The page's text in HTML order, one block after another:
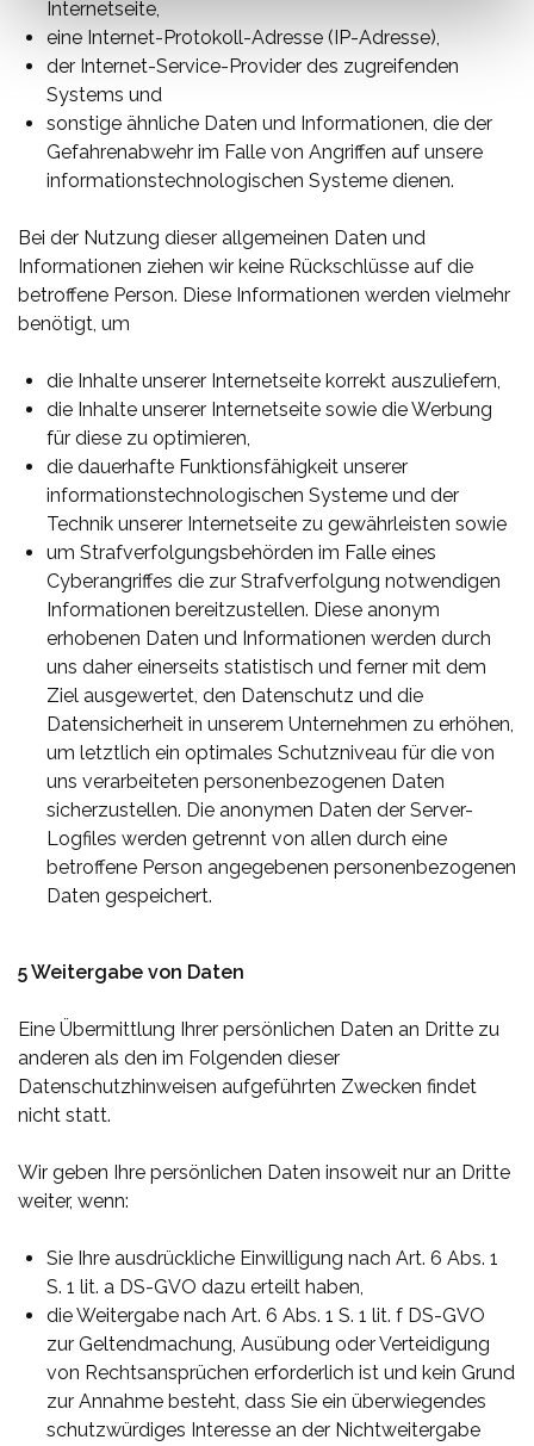
Internetseite,
eine Internet-Protokoll-Adresse (IP-Adresse),
der Internet-Service-Provider des zugreifenden
Systems und
sonstige ähnliche Daten und Informationen, die der
Gefahrenabwehr im Falle von Angriffen auf unsere
informationstechnologischen Systeme dienen.
Bei der Nutzung dieser allgemeinen Daten und
Informationen ziehen wir keine Rückschlüsse auf die
betroffene Person. Diese Informationen werden vielmehr
benötigt, um
die Inhalte unserer Internetseite korrekt auszuliefern,
die Inhalte unserer Internetseite sowie die Werbung
für diese zu optimieren,
die dauerhafte Funktionsfähigkeit unserer
informationstechnologischen Systeme und der
Technik unserer Internetseite zu gewährleisten sowie
um Strafverfolgungsbehörden im Falle eines
Cyberangriffes die zur Strafverfolgung notwendigen
Informationen bereitzustellen. Diese anonym
erhobenen Daten und Informationen werden durch
uns daher einerseits statistisch und ferner mit dem
Ziel ausgewertet, den Datenschutz und die
Datensicherheit in unserem Unternehmen zu erhöhen,
um letztlich ein optimales Schutzniveau für die von
uns verarbeiteten personenbezogenen Daten
sicherzustellen. Die anonymen Daten der Server-
Logfiles werden getrennt von allen durch eine
betroffene Person angegebenen personenbezogenen
Daten gespeichert.
5 Weitergabe von Daten
Eine Übermittlung Ihrer persönlichen Daten an Dritte zu
anderen als den im Folgenden dieser
Datenschutzhinweisen aufgeführten Zwecken findet
nicht statt.
Wir geben Ihre persönlichen Daten insoweit nur an Dritte
weiter, wenn:
Sie Ihre ausdrückliche Einwilligung nach Art. 6 Abs. 1
S. 1 lit. a DS-GVO dazu erteilt haben,
die Weitergabe nach Art. 6 Abs. 1 S. 1 lit. f DS-GVO
zur Geltendmachung, Ausübung oder Verteidigung
von Rechtsansprüchen erforderlich ist und kein Grund
zur Annahme besteht, dass Sie ein überwiegendes
schutzwürdiges Interesse an der Nichtweitergabe